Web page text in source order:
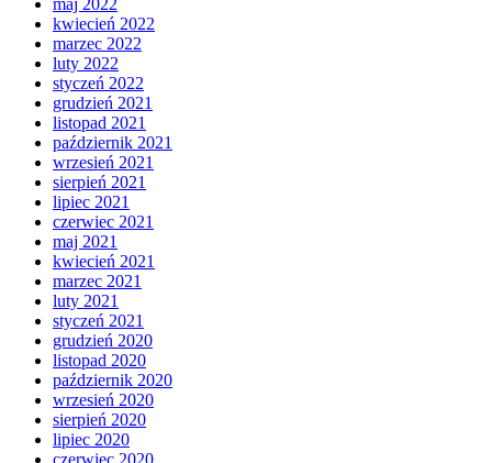
maj 2022
kwiecień 2022
marzec 2022
luty 2022
styczeń 2022
grudzień 2021
listopad 2021
październik 2021
wrzesień 2021
sierpień 2021
lipiec 2021
czerwiec 2021
maj 2021
kwiecień 2021
marzec 2021
luty 2021
styczeń 2021
grudzień 2020
listopad 2020
październik 2020
wrzesień 2020
sierpień 2020
lipiec 2020